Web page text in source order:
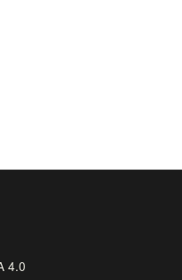
4.0